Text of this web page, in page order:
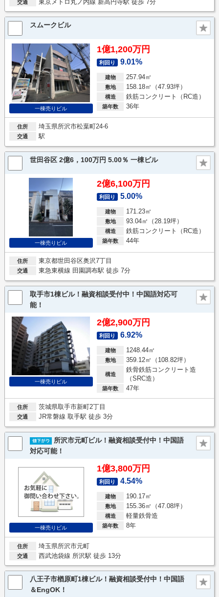
交通 東京メトロ丸ノ内線 新高円寺駅 徒歩 7分
スムークビル
一棟売りビル
1億1,200万円
利回り 9.01%
建物 257.94㎡
敷地 158.18㎡（47.93坪）
構造 鉄筋コンクリート（RC造）
築年数 36年
住所 埼玉県所沢市松葉町24-6
交通 駅
世田谷区 2億6，100万円 5.00％ 一棟ビル
一棟売りビル
2億6,100万円
利回り 5.00%
建物 171.23㎡
敷地 93.04㎡（28.19坪）
構造 鉄筋コンクリート（RC造）
築年数 44年
住所 東京都世田谷区奥沢7丁目
交通 東急東横線 田園調布駅 徒歩 7分
取手市1棟ビル！融資相談受付中！中国語対応可
能！
一棟売りビル
2億2,900万円
利回り 6.92%
建物 1248.44㎡
敷地 359.12㎡（108.82坪）
構造
鉄骨鉄筋コンクリート造
（SRC造）
築年数 47年
住所 茨城県取手市新町2丁目
交通 JR常磐線 取手駅 徒歩 3分
所沢市元町ビル！融資相談受付中！中国語
対応可能！
一棟売りビル
1億3,800万円
利回り 4.54%
建物 190.17㎡
敷地 155.36㎡（47.08坪）
構造 軽量鉄骨造
築年数 8年
住所 埼玉県所沢市元町
交通 西武池袋線 所沢駅 徒歩 13分
八王子市楢原町1棟ビル！融資相談受付中！中国語
＆EngOK！